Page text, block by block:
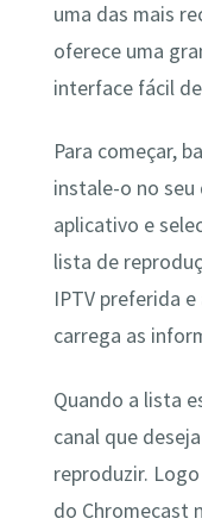
uma das mais
oferece uma
interface fácil
Para começar,
instale-o no seu
aplicativo e
lista de
IPTV preferida
carrega as
Quando a lista
canal que
reproduzir.
do Chromecast